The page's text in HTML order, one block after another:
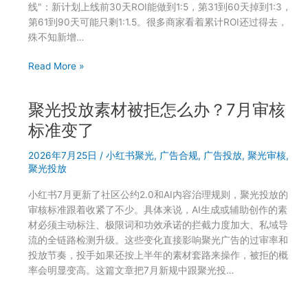
线"：新计划上线前30天ROI能做到1:5，第31到60天掉到1:3，
第61到90天可能只剩1:1.5。很多商家看着累计ROI还过得去，
殊不知新增…
聚
计
划
前
30
天
很
漂
亮
后
面
为
Read More »
聚光投放素材被拒怎么办？7月审核
标准变了
2026年7月25日 / 小红书聚光, 广告合规, 广告投放, 聚光审核,
聚光投放
小红书7月更新了社区公约2.0和AI内容治理规则，聚光投放的
审核标准跟着收紧了不少。具体来说，AI生成或辅助创作的素
材必须主动标注、极限词和功效承诺的拦截力度加大、私域导
流的全链路检测升级。这些变化直接影响聚光广告的过审率和
投放节奏，投手如果还按上半年的素材套路来操作，被拒的概
率会明显变高。这篇文章把7月新规中跟聚光投…